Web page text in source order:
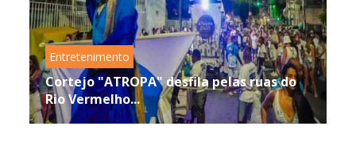
Entretenimento
Cortejo "ATROPA" desfila pelas ruas do
Rio Vermelho...